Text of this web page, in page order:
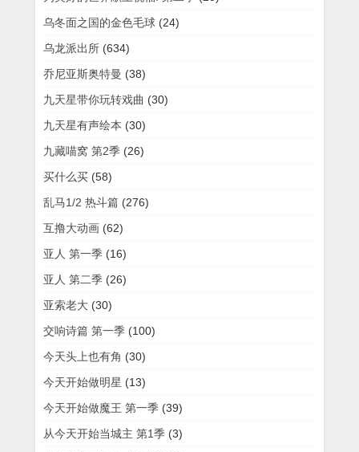
乌冬面之国的金色毛球 (24)
乌龙派出所 (634)
乔尼亚斯奥特曼 (38)
九天星带你玩转戏曲 (30)
九天星有声绘本 (30)
九藏喵窝 第2季 (26)
买什么买 (58)
乱马1/2 热斗篇 (276)
互撸大动画 (62)
亚人 第一季 (16)
亚人 第二季 (26)
亚索老大 (30)
交响诗篇 第一季 (100)
今天头上也有角 (30)
今天开始做明星 (13)
今天开始做魔王 第一季 (39)
从今天开始当城主 第1季 (3)